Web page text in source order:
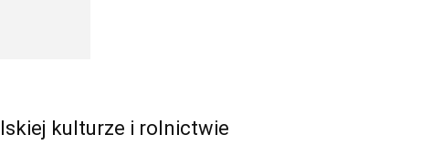
kulturze i rolnictwie